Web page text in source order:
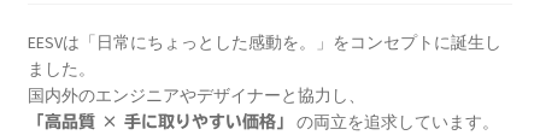
EESVは「日常にちょっとした感動を。」をコンセプトに誕生し
ました。
国内外のエンジニアやデザイナーと協力し、
「高品質 × 手に取りやすい価格」 の両立を追求しています。